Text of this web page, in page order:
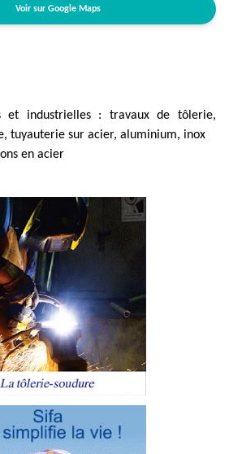
Voir sur Google Maps
et industrielles : travaux de tôlerie,
tuyauterie sur acier, aluminium, inox
en acier